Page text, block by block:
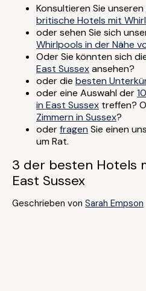
Konsultieren Sie unseren
britische Hotels mit
oder sehen Sie sich
Whirlpools in der Nähe
Oder Sie könnten sich
East Sussexansehen?
oder die besten
oder eine Auswahl der
in East Sussex treffen?
Zimmern in Sussex?
oderfragen Sie einen
um Rat.
3 der besten Hotels
East Sussex
Geschrieben von Sarah Empson